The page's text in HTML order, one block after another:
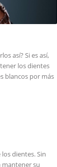
así? ‌Si es así,
los dientes
blancos por más
dientes. Sin
su